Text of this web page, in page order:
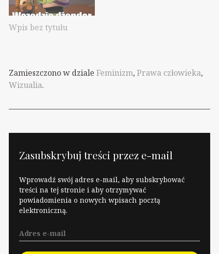
Wpis bez tytułu
Zamieszczono w dziale Feminizm, Prawa człowieka,
Wizualia.
Zasubskrybuj treści przez e-mail
Wprowadź swój adres e-mail, aby subskrybować
treści na tej stronie i aby otrzymywać
powiadomienia o nowych wpisach pocztą
elektroniczną.